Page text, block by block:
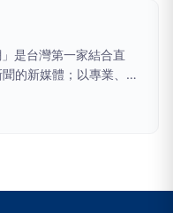
是台灣第一家結合直
的新媒體；以專業、品
跨屏多螢的創新技術，
的國際時事、即時新
只在「SETN.com三立